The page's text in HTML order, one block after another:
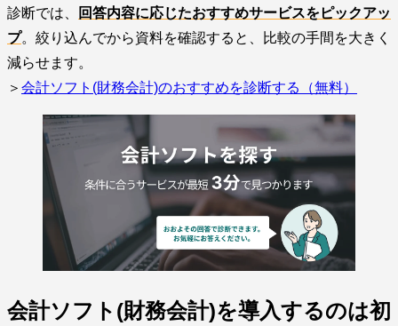
診断では、
回答内容に応じたおすすめサービスをピックアッ
プ。絞り込んでから資料を確認すると、比較の手間を大きく
減らせます。
＞ 会計ソフト(財務会計)のおすすめを診断する（無料）
会計ソフト(財務会計)を導入するのは初